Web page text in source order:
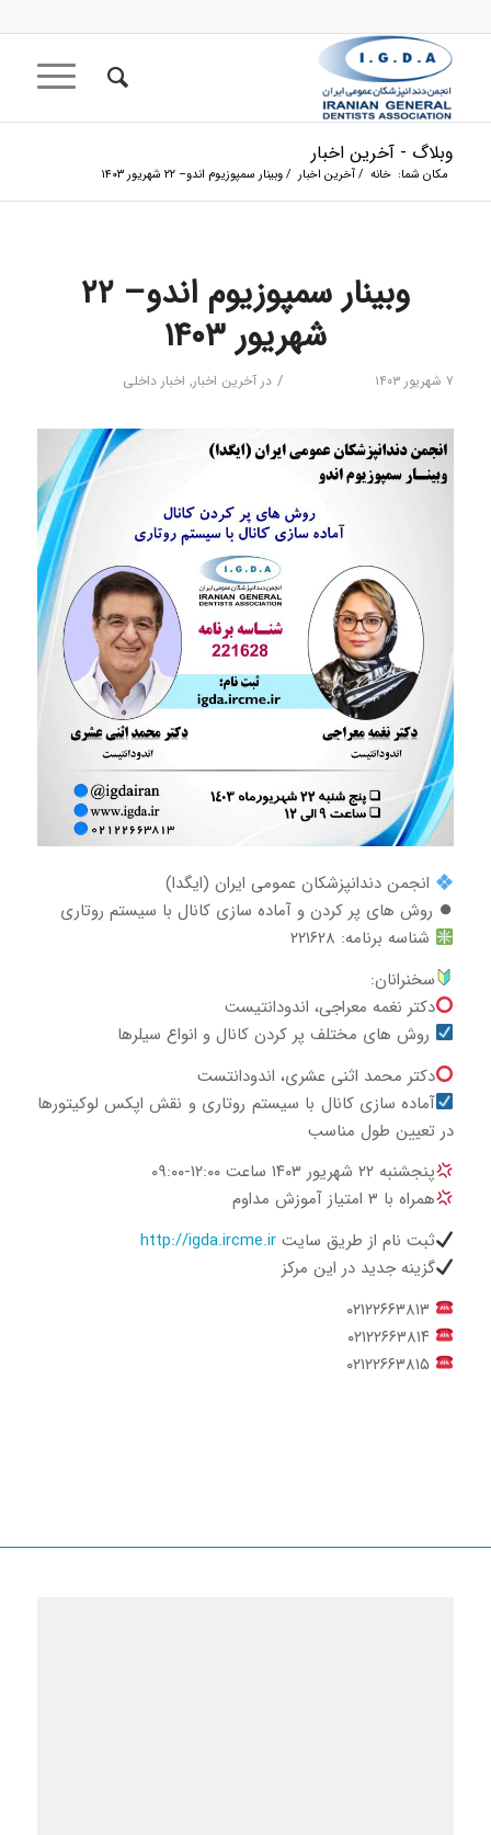
وبلاگ - آخرین اخبار
مکان شما: خانه / آخرین اخبار / وبینار سمپوزیوم اندو– ۲۲ شهریور ۱۴۰۳
وبینار سمپوزیوم اندو– ۲۲
شهریور ۱۴۰۳
۷ شهریور ۱۴۰۳ / در آخرین اخبار, اخبار داخلی
انجمن دندانپزشکان عمومی ایران (ایگدا)
⏺ روش های پر کردن و آماده سازی کانال با سیستم روتاری
شناسه برنامه: ۲۲۱۶۲۸
سخنرانان:
دکتر نغمه معراجی، اندودانتیست
روش های مختلف پر کردن کانال و انواع سیلرها
دکتر محمد اثنی عشری، اندودانتست
آماده سازی کانال با سیستم روتاری و نقش اپکس لوکیتورها
در تعیین طول مناسب
پنجشنبه ۲۲ شهریور ۱۴۰۳ ساعت ۱۲:۰۰-۰۹:۰۰
همراه با ۳ امتیاز آموزش مداوم
ثبت نام از طریق سایت http://igda.ircme.ir
گزینه جدید در این مرکز